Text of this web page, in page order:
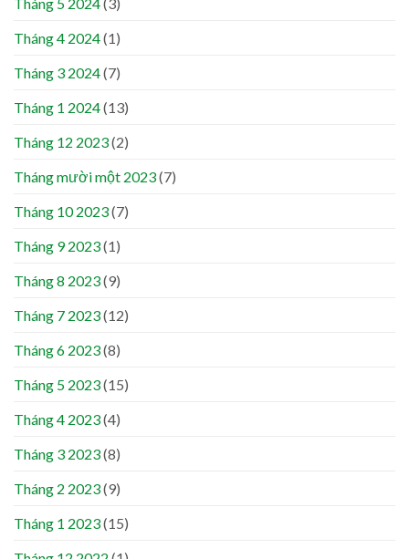
Tháng 4 2024(1)
Tháng 3 2024(7)
Tháng 1 2024(13)
Tháng 12 2023(2)
Tháng mười một 2023(7)
Tháng 10 2023(7)
Tháng 9 2023(1)
Tháng 8 2023(9)
Tháng 7 2023(12)
Tháng 6 2023(8)
Tháng 5 2023(15)
Tháng 4 2023(4)
Tháng 3 2023(8)
Tháng 2 2023(9)
Tháng 1 2023(15)